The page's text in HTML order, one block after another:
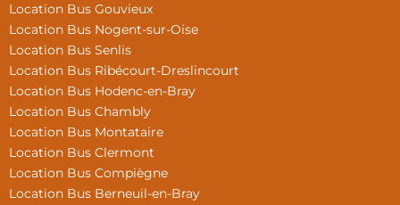
Location Bus Gouvieux
Location Bus Nogent-sur-Oise
Location Bus Senlis
Location Bus Ribécourt-Dreslincourt
Location Bus Hodenc-en-Bray
Location Bus Chambly
Location Bus Montataire
Location Bus Clermont
Location Bus Compiègne
Location Bus Berneuil-en-Bray